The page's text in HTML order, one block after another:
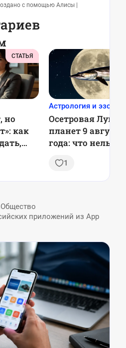
с помощью Алисы |
СТАТЬЯ
но
как
Астрология и
Осетровая Луна
планет 9 августа
года: что нельзя
1
Общество
приложений из App